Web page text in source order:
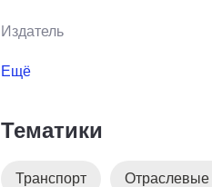
Издатель
Ещё
Тематики
Транспорт Отраслевые